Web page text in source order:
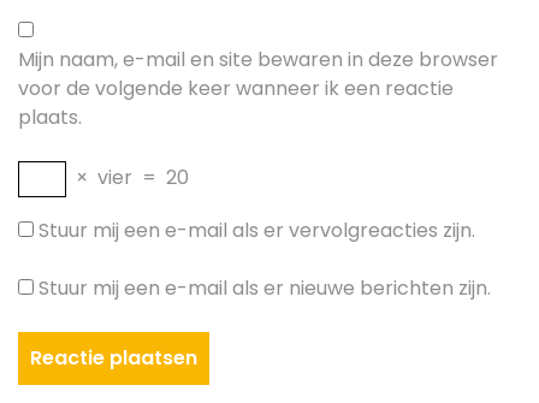
Mijn naam, e-mail en site bewaren in deze browser
voor de volgende keer wanneer ik een reactie
plaats.
× vier = 20
Stuur mij een e-mail als er vervolgreacties zijn.
Stuur mij een e-mail als er nieuwe berichten zijn.